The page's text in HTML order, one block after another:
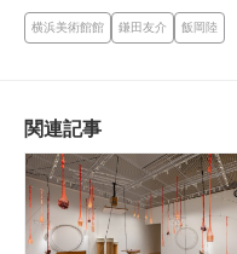
横浜美術館館 鎌田友介 飯岡陸
関連記事